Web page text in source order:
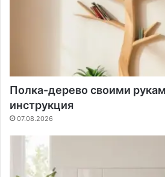
Полка-дерево своими
инструкция
07.08.2026